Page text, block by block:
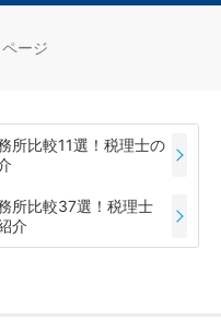
ージ
所比較11選！税理士の
所比較37選！税理士
介